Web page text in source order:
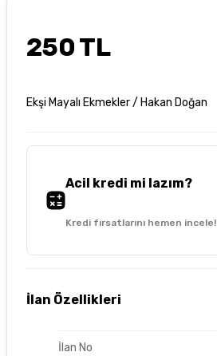
250 TL
Ekşi Mayalı Ekmekler / Hakan Doğan
Acil kredi mi lazım?
Kredi fırsatlarını hemen incele!
İlan Özellikleri
İlan No